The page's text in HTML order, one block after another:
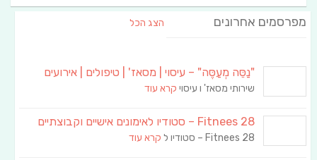
מפרסמים אחרונים הצג הכל
"נַסֵּה מְעַסֶּה" – עיסוי | מסאז' | טיפולים | אירועים
שירותי מסאז' ו עיסוי קרא עוד
Fitnees 28 – סטודיו לאימונים אישיים וקבוצתיים
Fitnees 28 – סטודיו ל קרא עוד